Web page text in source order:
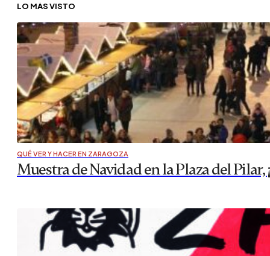
LO MÁS VISTO
QUÉ VER Y HACER EN ZARAGOZA
Muestra de Navidad en la Plaza del Pilar,